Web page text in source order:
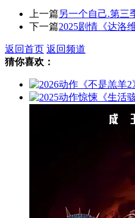
上一篇另一个自己.第三
下一篇2025剧情《达洛
返回首页 返回频道
猜你喜欢：